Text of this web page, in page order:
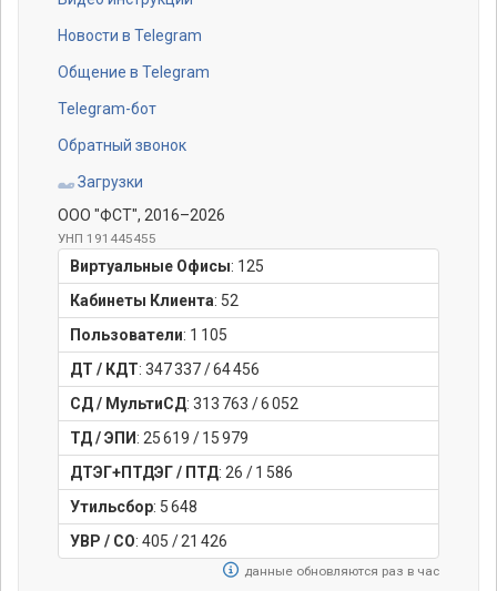
Новости в Telegram
Общение в Telegram
Telegram-бот
Обратный звонок
Загрузки
ООО "ФСТ", 2016–2026
УНП 191445455
Виртуальные Офисы: 125
Кабинеты Клиента: 52
Пользователи: 1 105
ДТ / КДТ: 347 337/64 456
СД / МультиСД: 313 763 /6 052
ТД / ЭПИ : 25 619 / 15 979
ДТЭГ+ПТДЭГ / ПТД: 26 / 1 586
Утильсбор: 5 648
УВР / СО: 405 /21 426
данные обновляются раз в час